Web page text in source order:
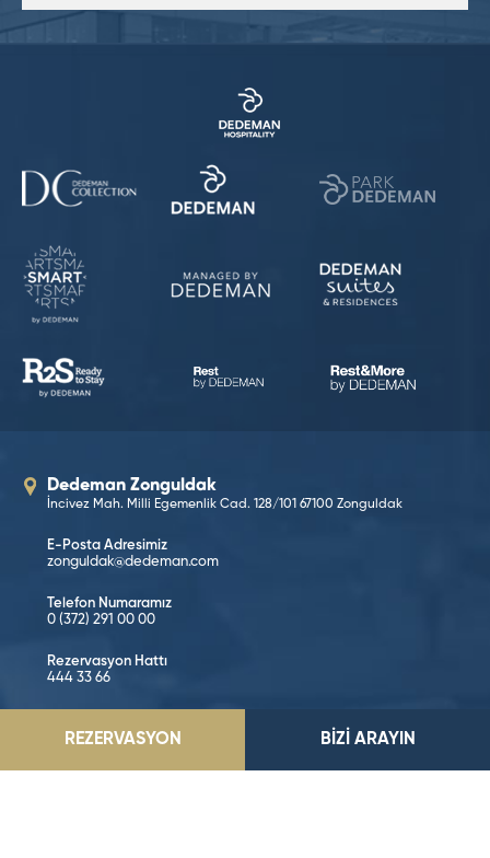
Dedeman Zonguldak
İncivez Mah. Milli Egemenlik Cad. 128/101 67100 Zonguldak
E-Posta Adresimiz
zonguldak@dedeman.com
Telefon Numaramız
0 (372) 291 00 00
Rezervasyon Hattı
444 33 66
KONUMA GİT
REZERVASYON BİZİ ARAYIN